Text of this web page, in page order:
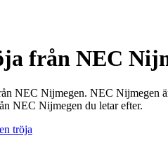
från NEC
NEC Nijmegen. NEC Nijmegen
NEC Nijmegen du letar efter.
tröja